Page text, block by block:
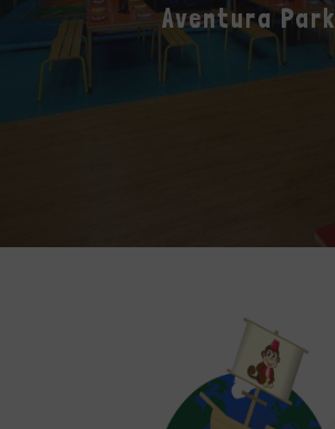
Aventura Park